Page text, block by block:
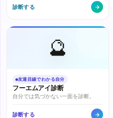
診断する
🔮
友達目線でわかる自分
フーエムアイ診断
自分では気づかない一面を診断。
診断する